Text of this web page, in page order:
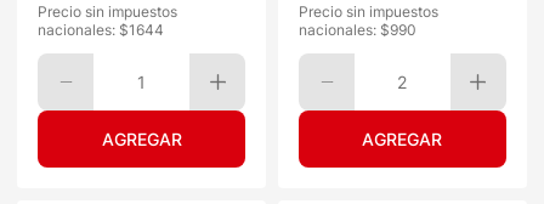
Precio sin impuestos
nacionales: $1644
1
Precio sin impuestos
nacionales: $990
2